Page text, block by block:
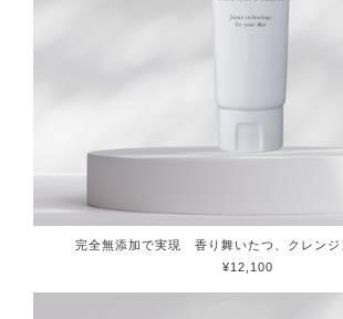
完全無添加で実現 香り舞いたつ、クレンジ
¥12,100